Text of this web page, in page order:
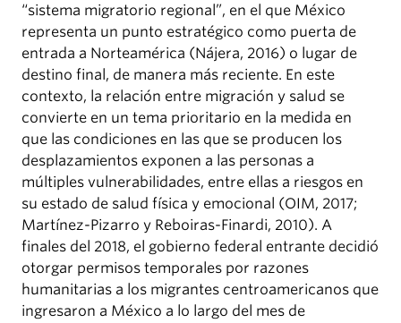
“sistema migratorio regional”, en el que México
representa un punto estratégico como puerta de
entrada a Norteamérica (Nájera, 2016) o lugar de
destino final, de manera más reciente. En este
contexto, la relación entre migración y salud se
convierte en un tema prioritario en la medida en
que las condiciones en las que se producen los
desplazamientos exponen a las personas a
múltiples vulnerabilidades, entre ellas a riesgos en
su estado de salud física y emocional (OIM, 2017;
Martínez-Pizarro y Reboiras-Finardi, 2010). A
finales del 2018, el gobierno federal entrante decidió
otorgar permisos temporales por razones
humanitarias a los migrantes centroamericanos que
ingresaron a México a lo largo del mes de